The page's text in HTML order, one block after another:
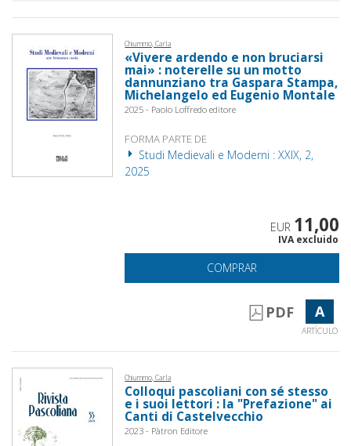
Chiummo, Carla
«Vivere ardendo e non bruciarsi
mai» : noterelle su un motto
dannunziano tra Gaspara Stampa,
Michelangelo ed Eugenio Montale
2025 - Paolo Loffredo editore
FORMA PARTE DE
Studi Medievali e Moderni : XXIX, 2,
2025
EUR 11,00
IVA excluido
COMPRAR
PDF A
ARTÍCULO
Chiummo, Carla
Colloqui pascoliani con sé stesso
e i suoi lettori : la "Prefazione" ai
Canti di Castelvecchio
2023 - Pàtron Editore